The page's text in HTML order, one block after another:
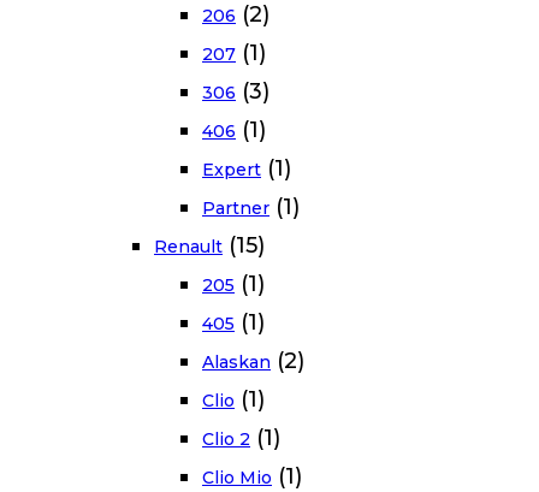
206 (2)
207 (1)
306 (3)
406 (1)
Expert (1)
Partner (1)
Renault (15)
205 (1)
405 (1)
Alaskan (2)
Clio (1)
Clio 2 (1)
Clio Mio (1)